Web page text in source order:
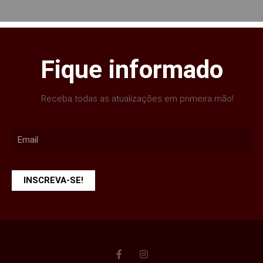
Fique informado
Receba todas as atualizações em primeira mão!
INSCREVA-SE!